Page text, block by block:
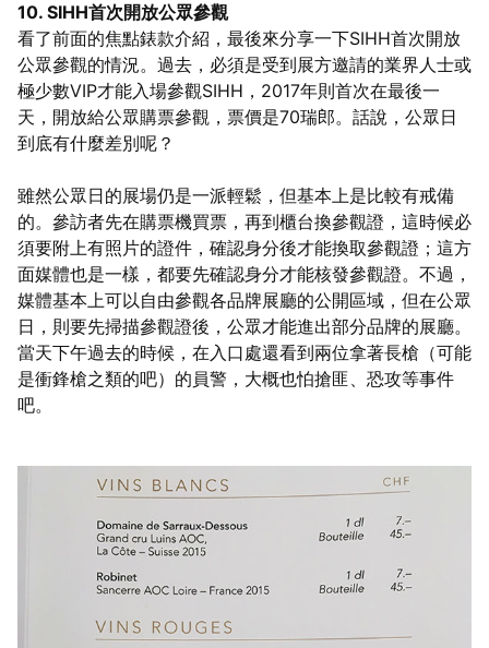
10. SIHH首次開放公眾參觀
看了前面的焦點錶款介紹，最後來分享一下SIHH首次開放
公眾參觀的情況。過去，必須是受到展方邀請的業界人士或
極少數VIP才能入場參觀SIHH，2017年則首次在最後一
天，開放給公眾購票參觀，票價是70瑞郎。話說，公眾日
到底有什麼差別呢？
雖然公眾日的展場仍是一派輕鬆，但基本上是比較有戒備
的。參訪者先在購票機買票，再到櫃台換參觀證，這時候必
須要附上有照片的證件，確認身分後才能換取參觀證；這方
面媒體也是一樣，都要先確認身分才能核發參觀證。不過，
媒體基本上可以自由參觀各品牌展廳的公開區域，但在公眾
日，則要先掃描參觀證後，公眾才能進出部分品牌的展廳。
當天下午過去的時候，在入口處還看到兩位拿著長槍（可能
是衝鋒槍之類的吧）的員警，大概也怕搶匪、恐攻等事件
吧。